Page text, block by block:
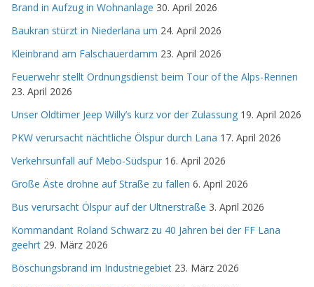
Brand in Aufzug in Wohnanlage 30. April 2026
Baukran stürzt in Niederlana um 24. April 2026
Kleinbrand am Falschauerdamm 23. April 2026
Feuerwehr stellt Ordnungsdienst beim Tour of the Alps-Rennen
23. April 2026
Unser Oldtimer Jeep Willy’s kurz vor der Zulassung 19. April 2026
PKW verursacht nächtliche Ölspur durch Lana 17. April 2026
Verkehrsunfall auf Mebo-Südspur 16. April 2026
Große Äste drohne auf Straße zu fallen 6. April 2026
Bus verursacht Ölspur auf der Ultnerstraße 3. April 2026
Kommandant Roland Schwarz zu 40 Jahren bei der FF Lana
geehrt 29. März 2026
Böschungsbrand im Industriegebiet 23. März 2026